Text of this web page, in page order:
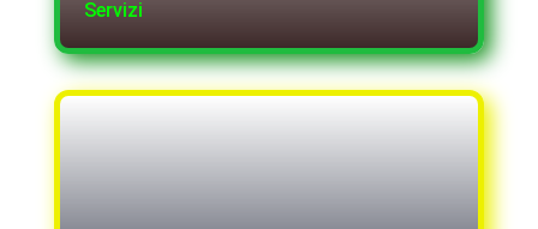
Servizi